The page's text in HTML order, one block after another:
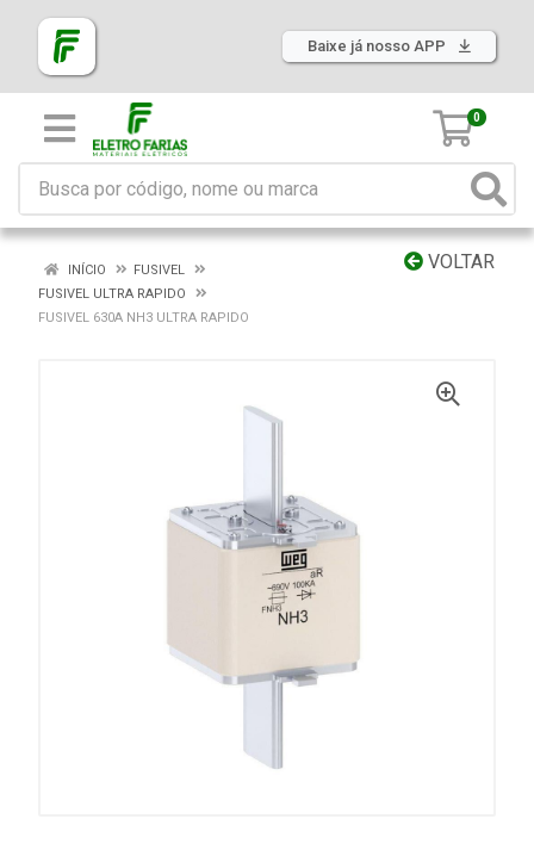
Baixe já nosso APP
0
VOLTAR
INÍCIO
FUSIVEL
FUSIVEL ULTRA RAPIDO
FUSIVEL 630A NH3 ULTRA RAPIDO